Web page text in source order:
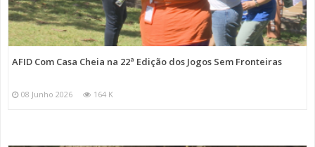
AFID Com Casa Cheia na 22ª Edição dos Jogos Sem Fronteiras
08 Junho 2026 164 K